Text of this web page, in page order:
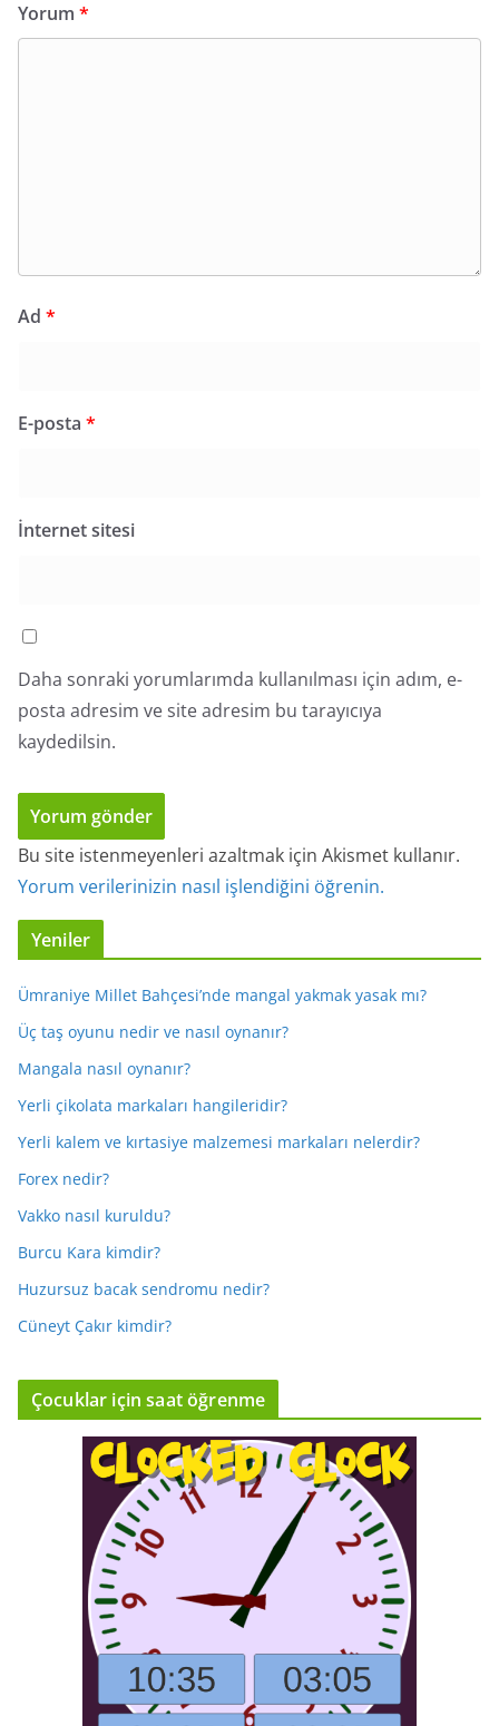
Yorum *
Ad *
E-posta *
İnternet sitesi
Daha sonraki yorumlarımda kullanılması için adım, e-
posta adresim ve site adresim bu tarayıcıya
kaydedilsin.
Bu site istenmeyenleri azaltmak için Akismet kullanır.
Yorum verilerinizin nasıl işlendiğini öğrenin.
Yeniler
Ümraniye Millet Bahçesi’nde mangal yakmak yasak mı?
Üç taş oyunu nedir ve nasıl oynanır?
Mangala nasıl oynanır?
Yerli çikolata markaları hangileridir?
Yerli kalem ve kırtasiye malzemesi markaları nelerdir?
Forex nedir?
Vakko nasıl kuruldu?
Burcu Kara kimdir?
Huzursuz bacak sendromu nedir?
Cüneyt Çakır kimdir?
Çocuklar için saat öğrenme